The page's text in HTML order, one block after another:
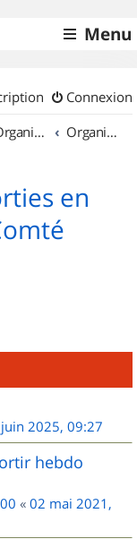
Menu
Connexion
Organisation de sorties & Recherche de partenaires Organisation de sorties en région Franche Comté
en
2025, 09:27
hebdo
« 02 mai 2021,